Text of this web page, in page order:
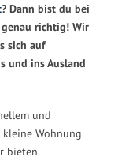
? Dann bist du bei
genau richtig! Wir
sich auf
und ins Ausland
und
Wohnung
bieten